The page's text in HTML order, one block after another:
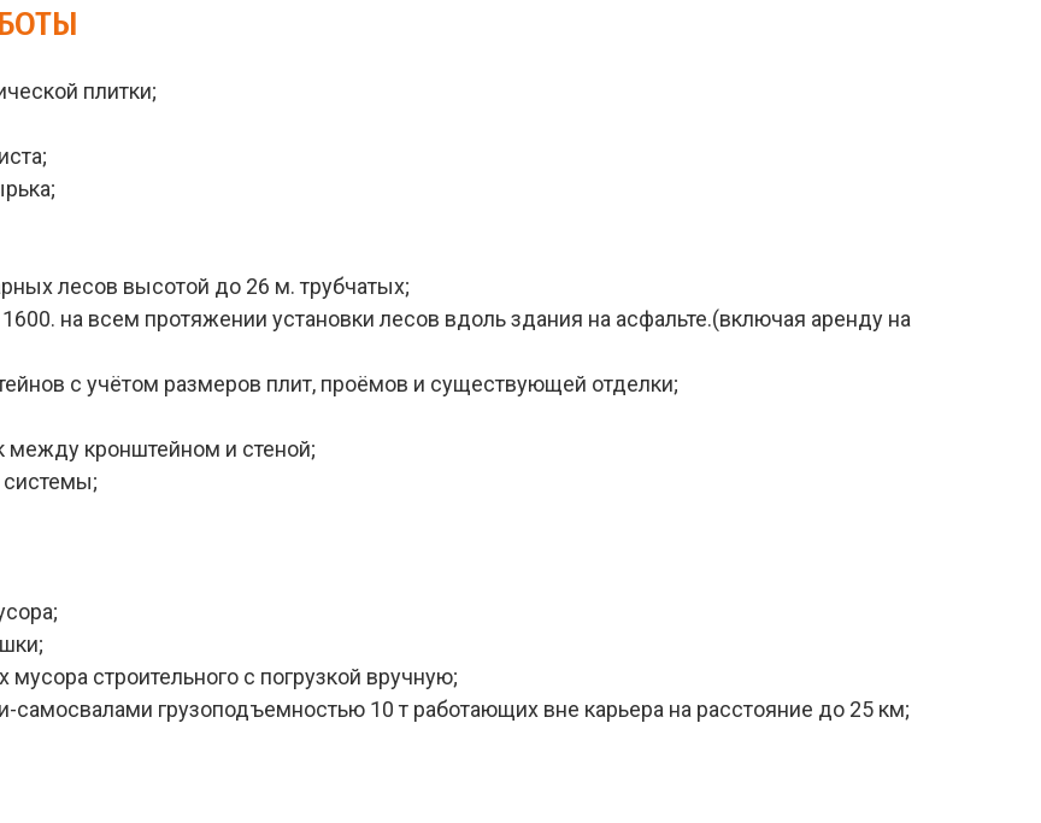
плитки;
лесов высотой до 26 м. трубчатых;
на всем протяжении установки лесов вдоль здания на асфальте.(включая аренду на
с учётом размеров плит, проёмов и существующей отделки;
между кронштейном и стеной;
системы;
строительного с погрузкой вручную;
самосвалами грузоподъемностью 10 т работающих вне карьера на расстояние до 25 км;